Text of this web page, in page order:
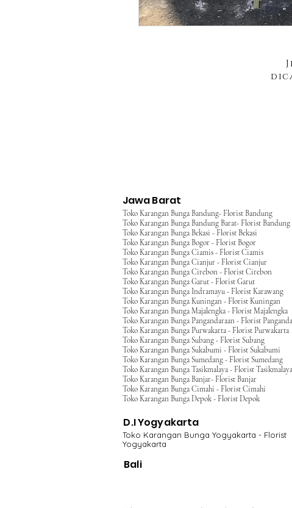
Jawa Barat
Toko Karangan Bunga Bandung- Florist Bandung
Toko Karangan Bunga Bandung Barat- Florist Bandung
Toko Karangan Bunga Bekasi - Florist Bekasi
Toko Karangan Bunga Bogor - Florist Bogor
Toko Karangan Bunga Ciamis - Florist Ciamis
Toko Karangan Bunga Cianjur - Florist Cianjur
Toko Karangan Bunga Cirebon - Florist Cirebon
Toko Karangan Bunga Garut - Florist Garut
Toko Karangan Bunga Indramayu - Florist Karawang
Toko Karangan Bunga Kuningan - Florist Kuningan
Toko Karangan Bunga Majalengka - Florist Majalengka
Toko Karangan Bunga Pangandaraan - Florist
Toko Karangan Bunga Purwakarta - Florist Purwakarta
Toko Karangan Bunga Subang - Florist Subang
Toko Karangan Bunga Sukabumi - Florist Sukabumi
Toko Karangan Bunga Sumedang - Florist Sumedang
Toko Karangan Bunga Tasikmalaya - Florist Tasikmalaya
Toko Karangan Bunga Banjar- Florist Banjar
Toko Karangan Bunga Cimahi - Florist Cimahi
Toko Karangan Bunga Depok - Florist Depok
D.I Yogyakarta
Toko Karangan Bunga Yogyakarta - Florist
Yogyakarta
Bali